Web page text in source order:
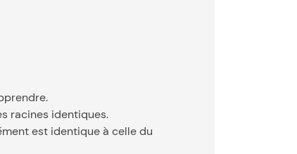
racines identiques.
est identique à celle du